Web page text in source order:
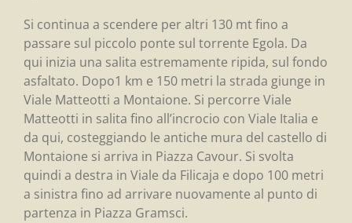
Si continua a scendere per altri 130 mt fino a
passare sul piccolo ponte sul torrente Egola. Da
qui inizia una salita estremamente ripida, sul fondo
asfaltato. Dopo1 km e 150 metri la strada giunge in
Viale Matteotti a Montaione. Si percorre Viale
Matteotti in salita fino all’incrocio con Viale Italia e
da qui, costeggiando le antiche mura del castello di
Montaione si arriva in Piazza Cavour. Si svolta
quindi a destra in Viale da Filicaja e dopo 100 metri
a sinistra fino ad arrivare nuovamente al punto di
partenza in Piazza Gramsci.